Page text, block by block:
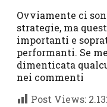
Ovviamente ci
strategie, ma
importanti e
performanti. Se
dimenticata
nei commenti
Post Views: